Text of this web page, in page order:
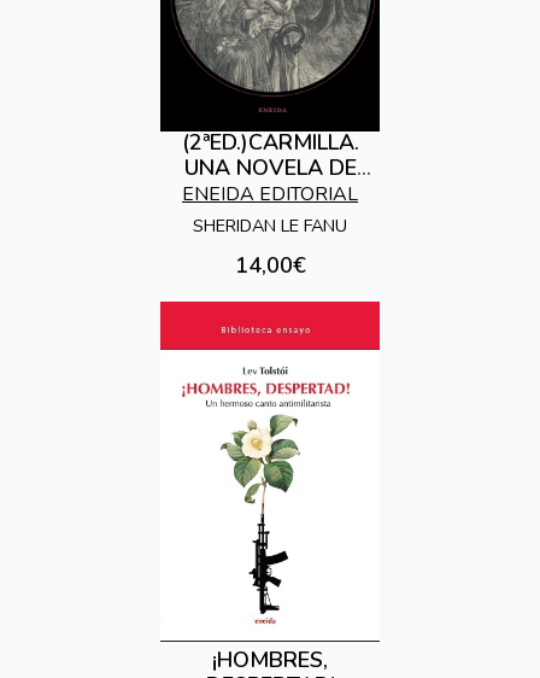
(2ªED.)CARMILLA.
UNA NOVELA DE
VAMPIROS
ENEIDA EDITORIAL
SHERIDAN LE FANU
14,00€
¡HOMBRES,